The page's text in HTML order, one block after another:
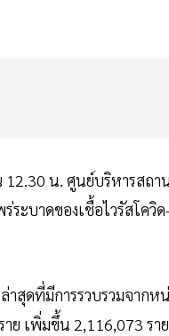
น. ศูนย์บริหารสถ
ระบาดของเชื้อไวรัสโควิ
าสุดที่มีการรวบรวมจาก
เพิ่มขึ้น 2,116,073 รา